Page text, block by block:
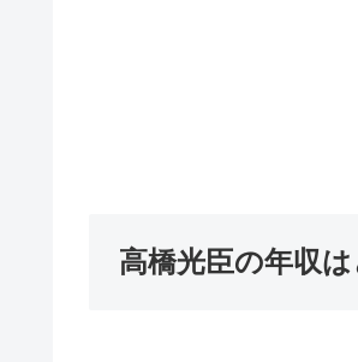
高橋光臣の年収